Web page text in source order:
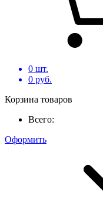
0 шт.
0 руб.
Корзина товаров
Всего:
Оформить